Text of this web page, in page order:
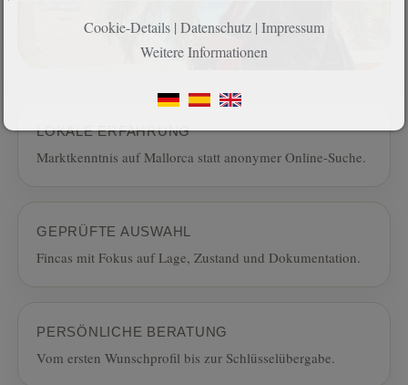
LOKALE ERFAHRUNG
Marktkenntnis auf Mallorca statt anonymer Online-Suche.
GEPRÜFTE AUSWAHL
Fincas mit Fokus auf Lage, Zustand und Dokumentation.
PERSÖNLICHE BERATUNG
Vom ersten Wunschprofil bis zur Schlüsselübergabe.
Cookie-Details | Datenschutz | Impressum
Weitere Informationen